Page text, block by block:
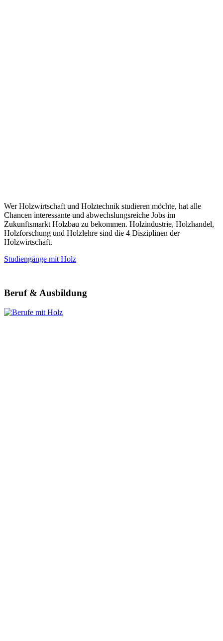
Wer Holzwirtschaft und Holztechnik studieren möchte, hat alle
Chancen interessante und abwechslungsreiche Jobs im
Zukunftsmarkt Holzbau zu bekommen. Holzindustrie, Holzhandel,
Holzforschung und Holzlehre sind die 4 Disziplinen der
Holzwirtschaft.
Studiengänge mit Holz
Beruf & Ausbildung